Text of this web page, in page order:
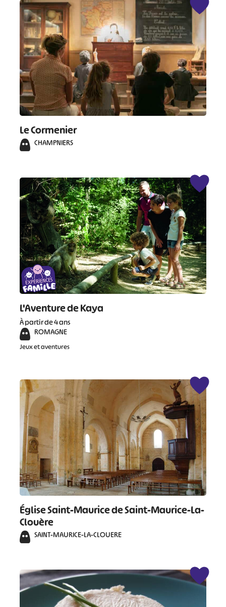
Le Cormenier
CHAMPNIERS
L'Aventure de Kaya
À partir de 4 ans
ROMAGNE
Jeux et aventures
Église Saint-Maurice de Saint-Maurice-La-
Clouère
SAINT-MAURICE-LA-CLOUERE
# # #
#
#
#
#